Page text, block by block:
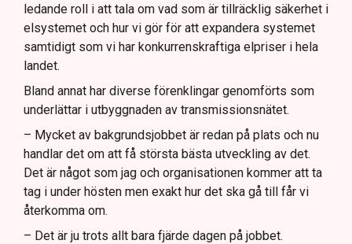
ledande roll i att tala om vad som är tillräcklig säkerhet i
elsystemet och hur vi gör för att expandera systemet
samtidigt som vi har konkurrenskraftiga elpriser i hela
landet.
Bland annat har diverse förenklingar genomförts som
underlättar i utbyggnaden av transmissionsnätet.
– Mycket av bakgrundsjobbet är redan på plats och nu
handlar det om att få största bästa utveckling av det.
Det är något som jag och organisationen kommer att ta
tag i under hösten men exakt hur det ska gå till får vi
återkomma om.
– Det är ju trots allt bara fjärde dagen på jobbet.